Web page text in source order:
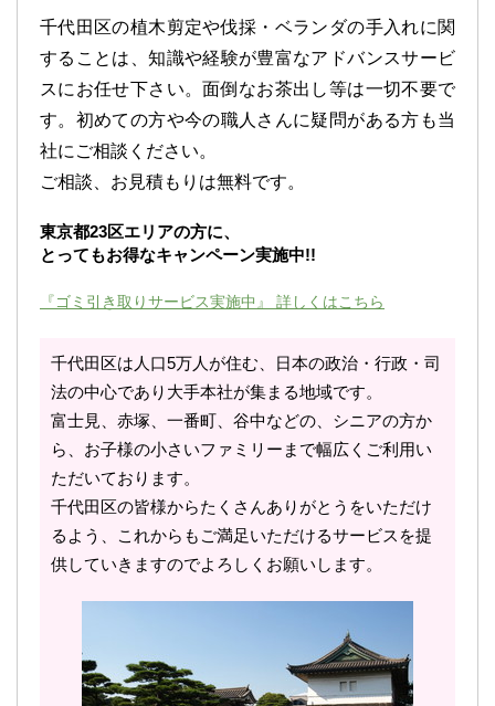
千代田区の植木剪定や伐採・ベランダの手入れに関
することは、知識や経験が豊富なアドバンスサービ
スにお任せ下さい。面倒なお茶出し等は一切不要で
す。初めての方や今の職人さんに疑問がある方も当
社にご相談ください。
ご相談、お見積もりは無料です。
東京都23区エリアの方に、
とってもお得なキャンペーン実施中!!
『ゴミ引き取りサービス実施中』 詳しくはこちら
千代田区は人口5万人が住む、日本の政治・行政・司
法の中心であり大手本社が集まる地域です。
富士見、赤塚、一番町、谷中などの、シニアの方か
ら、お子様の小さいファミリーまで幅広くご利用い
ただいております。
千代田区の皆様からたくさんありがとうをいただけ
るよう、これからもご満足いただけるサービスを提
供していきますのでよろしくお願いします。